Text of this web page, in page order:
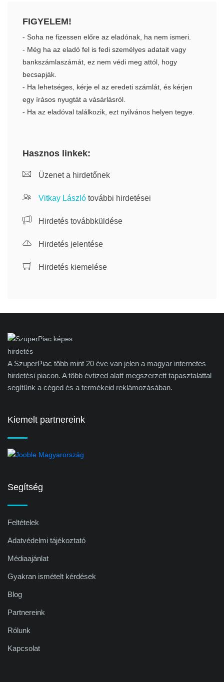
FIGYELEM!
- Soha ne fizessen előre az eladónak, ha nem ismeri.
- Még ha az eladó fel is fedi személyes adatait vagy
bankszámlaszámát, ez nem védi meg attól, hogy
becsapják.
- Ha lehetséges, kérje el az eredeti számlát, és kérjen
egy írásos nyugtát a vásárlásról.
- Ha az eladóval találkozik, ezt nyilvános helyen tegye.
Hasznos linkek:
Üzenet a hirdetőnek
Vitkay László további hirdetései
Hirdetés továbbküldése
Hirdetés jelentése
Hirdetés kiemelése
A SzuperPiac több mint 20 éve van jelen a magyar internetes
hirdetési piacon. A több évtized alatt megszerzett tapasztalattal
segítünk a céged és a termékeid reklámozásában.
Kiemelt partnereink
Segítség
Feltételek
Adatvédelmi tájékoztató
Médiaajánlat
Gyakran ismételt kérdések
Blog
Partnereink
Rólunk
Kapcsolat